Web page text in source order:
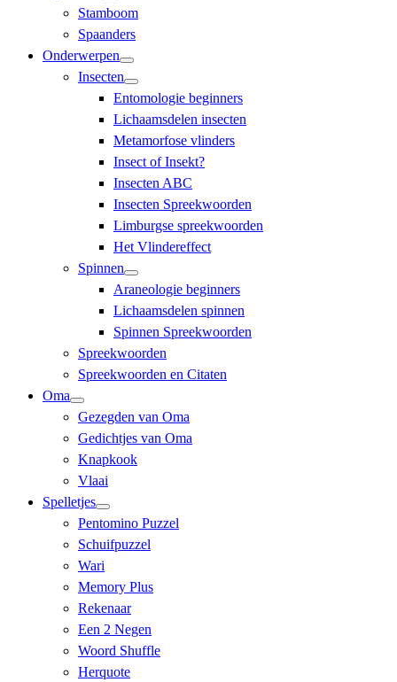
Stamboom
Spaanders
Onderwerpen
Insecten
Entomologie beginners
Lichaamsdelen insecten
Metamorfose vlinders
Insect of Insekt?
Insecten ABC
Insecten Spreekwoorden
Limburgse spreekwoorden
Het Vlindereffect
Spinnen
Araneologie beginners
Lichaamsdelen spinnen
Spinnen Spreekwoorden
Spreekwoorden
Spreekwoorden en Citaten
Oma
Gezegden van Oma
Gedichtjes van Oma
Knapkook
Vlaai
Spelletjes
Pentomino Puzzel
Schuifpuzzel
Wari
Memory Plus
Rekenaar
Een 2 Negen
Woord Shuffle
Herquote